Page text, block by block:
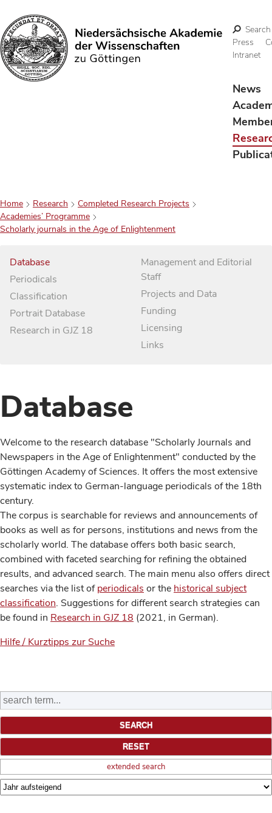
Search
Search
Press
Intranet
News
Home Research
Completed Research Projects
Academies’ Programme
Scholarly journals in the Age of Enlightenment
Database
Periodicals
Classification
Portrait Database
Research in GJZ 18
Management and Editorial
Staff
Projects and Data
Funding
Licensing
Links
Database
Welcome to the research database "Scholarly Journals and
Newspapers in the Age of Enlightenment" conducted by the
Göttingen Academy of Sciences. It offers the most extensive
systematic index to German-language periodicals of the 18th
century.
The corpus is searchable for reviews and announcements of
books as well as for persons, institutions and news from the
scholarly world. The database offers both basic search,
combined with faceted searching for refining the obtained
results, and advanced search. The main menu also offers direct
searches via the list ofperiodicals or the historical subject
classification. Suggestions for different search strategies can
be found in Research in GJZ 18 (2021, in German).
Hilfe / Kurztipps zur Suche
extended search